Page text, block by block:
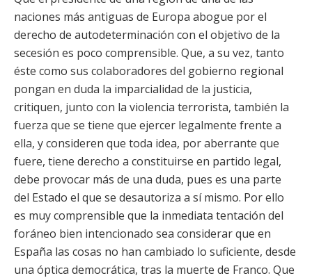
naciones más antiguas de Europa abogue por el
derecho de autodeterminación con el objetivo de la
secesión es poco comprensible. Que, a su vez, tanto
éste como sus colaboradores del gobierno regional
pongan en duda la imparcialidad de la justicia,
critiquen, junto con la violencia terrorista, también la
fuerza que se tiene que ejercer legalmente frente a
ella, y consideren que toda idea, por aberrante que
fuere, tiene derecho a constituirse en partido legal,
debe provocar más de una duda, pues es una parte
del Estado el que se desautoriza a sí mismo. Por ello
es muy comprensible que la inmediata tentación del
foráneo bien intencionado sea considerar que en
España las cosas no han cambiado lo suficiente, desde
una óptica democrática, tras la muerte de Franco. Que